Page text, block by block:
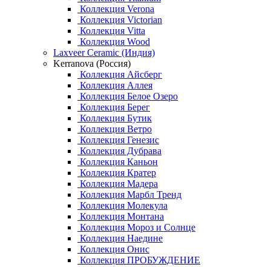
Коллекция Verona
Коллекция Victorian
Коллекция Vitta
Коллекция Wood
Laxveer Ceramic (Индия)
Kerranova (Россия)
Коллекция Айсберг
Коллекция Аллея
Коллекция Белое Озеро
Коллекция Берег
Коллекция Бутик
Коллекция Ветро
Коллекция Генезис
Коллекция Дубрава
Коллекция Каньон
Коллекция Кратер
Коллекция Мадера
Коллекция Марбл Тренд
Коллекция Молекула
Коллекция Монтана
Коллекция Мороз и Солнце
Коллекция Наедине
Коллекция Онис
Коллекция ПРОБУЖДЕНИЕ